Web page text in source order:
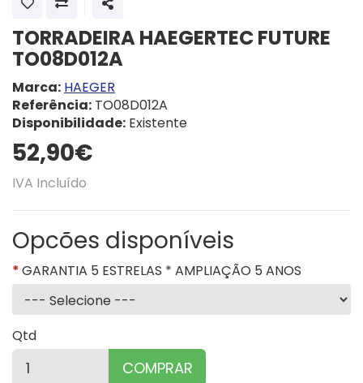
SHARE
TORRADEIRA HAEGERTEC FUTURE
TO08D012A
Marca: HAEGER
Referência: TO08D012A
Disponibilidade: Existente
52,90€
IVA Incluído
Opcões disponíveis
GARANTIA 5 ESTRELAS * AMPLIAÇÃO 5 ANOS
Qtd
COMPRAR